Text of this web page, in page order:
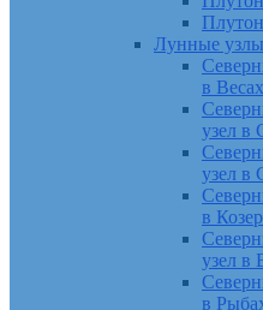
Лунные узлы
в
узел в
узел в
в
узел в
в